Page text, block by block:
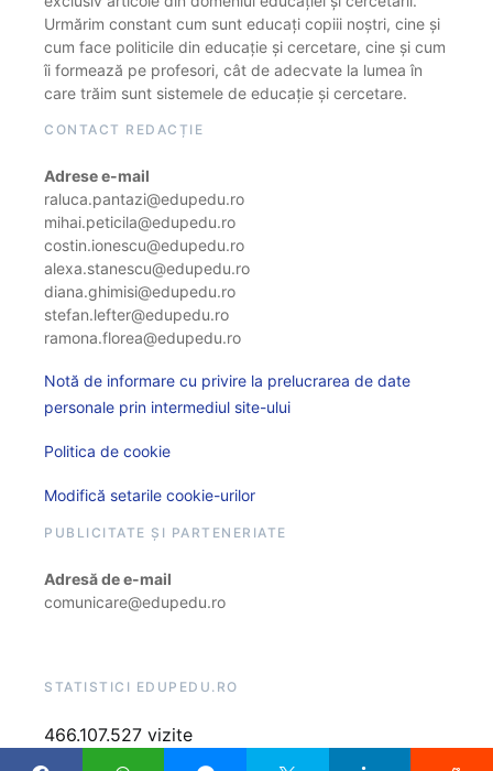
Urmărim constant cum sunt educați copiii noștri, cine și
cum face politicile din educație și cercetare, cine și cum
îi formează pe profesori, cât de adecvate la lumea în
care trăim sunt sistemele de educație și cercetare.
CONTACT REDACȚIE
Adrese e-mail
raluca.pantazi@edupedu.ro
mihai.peticila@edupedu.ro
costin.ionescu@edupedu.ro
alexa.stanescu@edupedu.ro
diana.ghimisi@edupedu.ro
stefan.lefter@edupedu.ro
ramona.florea@edupedu.ro
Notă de informare cu privire la prelucrarea de date
personale prin intermediul site-ului
Politica de cookie
Modifică setarile cookie-urilor
PUBLICITATE ȘI PARTENERIATE
Adresă de e-mail
comunicare@edupedu.ro
STATISTICI EDUPEDU.RO
466.107.527 vizite